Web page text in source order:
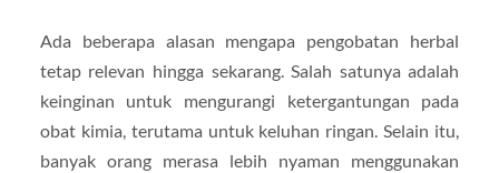
Ada beberapa alasan mengapa pengobatan herbal
tetap relevan hingga sekarang. Salah satunya adalah
keinginan untuk mengurangi ketergantungan pada
obat kimia, terutama untuk keluhan ringan. Selain itu,
banyak orang merasa lebih nyaman menggunakan